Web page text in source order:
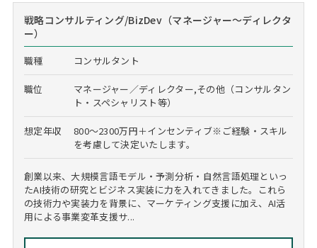
戦略コンサルティング/BizDev（マネージャー～ディレクタ
ー）
職種 コンサルタント
職位
マネージャー／ディレクター,その他（コンサルタン
ト・スペシャリスト等）
想定年収
800～2300万円＋インセンティブ※ご経験・スキル
を考慮して決定いたします。
創業以来、大規模言語モデル・予測分析・自然言語処理といっ
たAI技術の研究とビジネス実装に力を入れてきました。これら
の技術力や実装力を背景に、マーケティング支援に加え、AI活
用による事業変革支援サ...